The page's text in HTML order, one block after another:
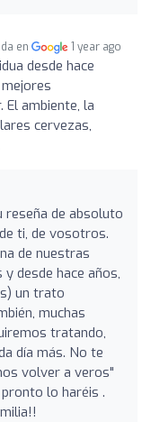
en 1 year ago
desde hace
ambiente, la
cervezas,
reseña de absoluto
ti, de vosotros.
de nuestras
desde hace años,
un trato
muchas
tratando,
día más. No te
volver a veros"
lo haréis .